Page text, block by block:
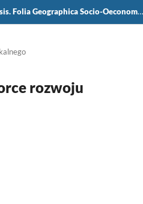
Acta Universitatis Lodziensis. Folia Geographica Socio-Oeconomica
rozwoju